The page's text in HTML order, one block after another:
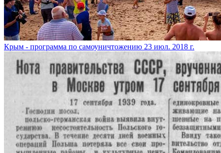
​Крым - программа по самоуничтожению 23 июл. 2018 г.